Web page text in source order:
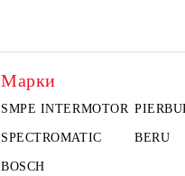
Марки
SMPE INTERMOTOR
SPECTROMATIC BERU
BOSCH